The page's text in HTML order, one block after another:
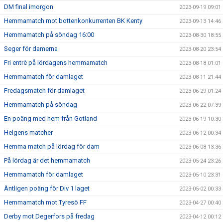
DM final imorgon 2023-09-19 09:01
Hemmamatch mot bottenkonkurrenten BK Kenty 2023-09-13 14:46
Hemmamatch på söndag 16:00 2023-08-30 18:55
Seger för damerna 2023-08-20 23:54
Fri entrè på lördagens hemmamatch 2023-08-18 01:01
Hemmamatch för damlaget 2023-08-11 21:44
Fredagsmatch för damlaget 2023-06-29 01:24
Hemmamatch på söndag 2023-06-22 07:39
En poäng med hem från Gotland 2023-06-19 10:30
Helgens matcher 2023-06-12 00:34
Hemma match på lördag för dam 2023-06-08 13:36
På lördag är det hemmamatch 2023-05-24 23:26
Hemmamatch för damlaget 2023-05-10 23:31
Äntligen poäng för Div 1 laget 2023-05-02 00:33
Hemmamatch mot Tyresö FF 2023-04-27 00:40
Derby mot Degerfors på fredag 2023-04-12 00:12